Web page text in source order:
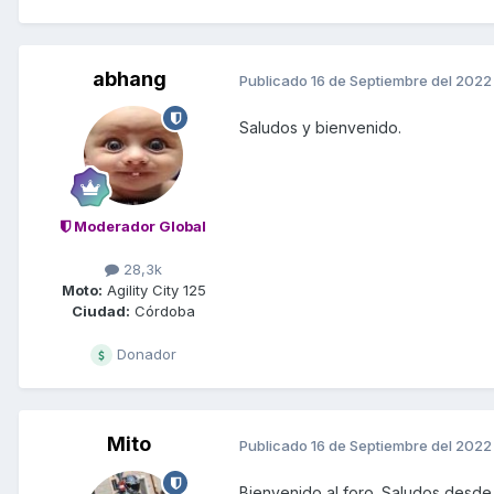
abhang
Moderador Global
28,3k
Moto: Agility City 125
Ciudad: Córdoba
Donador
Publicado 16 de Septiembre del 2022
Saludos y bienvenido.
Mito Publicado 16 de Septiembre del 2022